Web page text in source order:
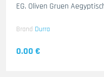
EG. Oliven Gruen
Brand Durra
0.00 €